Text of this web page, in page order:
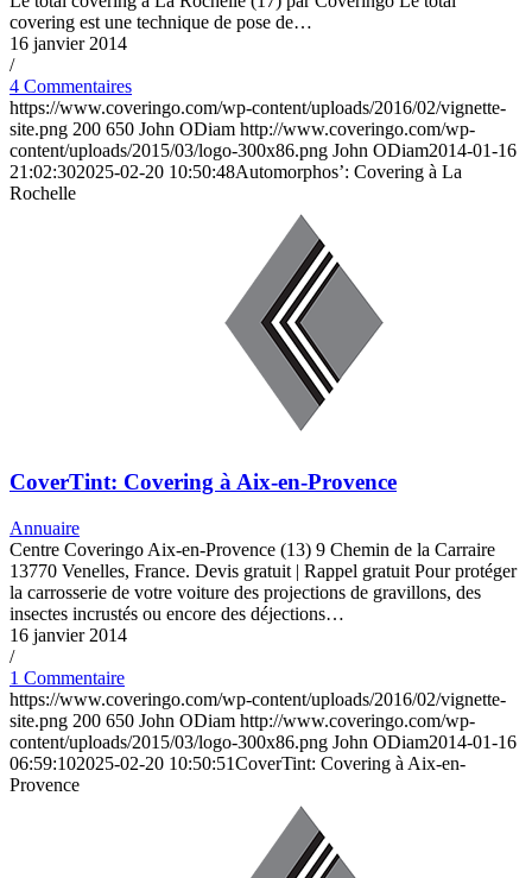
covering est une technique de pose de…
16 janvier 2014
/
4 Commentaires
https://www.coveringo.com/wp-content/uploads/2016/02/vignette-
site.png 200 650 John ODiam http://www.coveringo.com/wp-
content/uploads/2015/03/logo-300x86.png John ODiam2014-01-16
21:02:302025-02-20 10:50:48Automorphos’: Covering à La
Rochelle
CoverTint: Covering à Aix-en-Provence
Annuaire
Centre Coveringo Aix-en-Provence (13) 9 Chemin de la Carraire
13770 Venelles, France. Devis gratuit | Rappel gratuit Pour protéger
la carrosserie de votre voiture des projections de gravillons, des
insectes incrustés ou encore des déjections…
16 janvier 2014
/
1 Commentaire
https://www.coveringo.com/wp-content/uploads/2016/02/vignette-
site.png 200 650 John ODiam http://www.coveringo.com/wp-
content/uploads/2015/03/logo-300x86.png John ODiam2014-01-16
06:59:102025-02-20 10:50:51CoverTint: Covering à Aix-en-
Provence